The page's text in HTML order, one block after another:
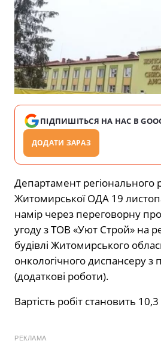
ПІДПИШІТЬСЯ НА НАС В
ДОДАТИ ЗАРАЗ
Департамент регіонального
Житомирської ОДА 19
намір через переговорну
угоду з ТОВ «Уют Строй» на
будівлі Житомирського
онкологічного диспансеру
(додаткові роботи).
Вартість робіт становить
РЕКЛАМА